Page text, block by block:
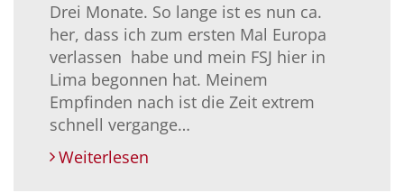
Drei Monate. So lange ist es nun ca.
her, dass ich zum ersten Mal Europa
verlassen habe und mein FSJ hier in
Lima begonnen hat. Meinem
Empfinden nach ist die Zeit extrem
schnell vergange…
Weiterlesen